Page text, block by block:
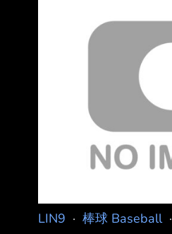
目中被提及「棒球之神
Ruth）可能根本不存在
沒有立即否認，還以玩
「有可能」，這番話也
魯索（Christopher
對傳奇球星的侮辱。
里（Kristin Cavallari）
LIN9 · 棒球 Baseball·